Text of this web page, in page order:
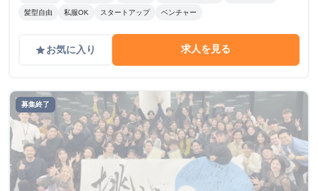
髪型自由 私服OK スタートアップ ベンチャー
gradeお気に入り 求人を見る
募集終了